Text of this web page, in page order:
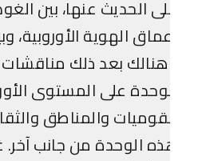
الحديث عنها، بين الغوص
الهوية الأوروبية، وبين
بعد ذلك مناقشات
على المستوى
والمناطق
الوحدة من جانب آخر. غير